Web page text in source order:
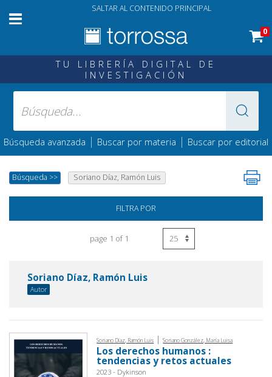
SALTAR AL CONTENIDO PRINCIPAL
0
TU LIBRERÍA DIGITAL DE
INVESTIGACIÓN
Búsqueda avanzada | Buscar por materia | Buscar por editorial
Búsqueda >> Soriano Díaz, Ramón Luis
FILTRA POR
page 1 of 1
Soriano Díaz, Ramón Luis
Autor
Soriano Díaz, Ramón Luis | Soriano González, María Luisa
Los derechos humanos :
tendencias y retos actuales
2023 - Dykinson